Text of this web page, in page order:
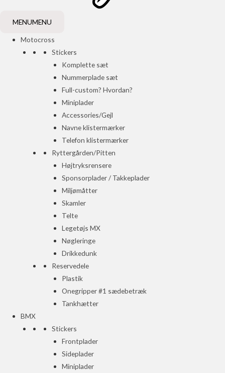
MENUMENU
Motocross
Stickers
Komplette sæt
Nummerplade sæt
Full-custom? Hvordan?
Miniplader
Accessories/Gejl
Navne klistermærker
Telefon klistermærker
Ryttergården/Pitten
Højtryksrensere
Sponsorplader / Takkeplader
Miljømåtter
Skamler
Telte
Legetøjs MX
Nøgleringe
Drikkedunk
Reservedele
Plastik
Onegripper #1 sædebetræk
Tankhætter
BMX
Stickers
Frontplader
Sideplader
Miniplader